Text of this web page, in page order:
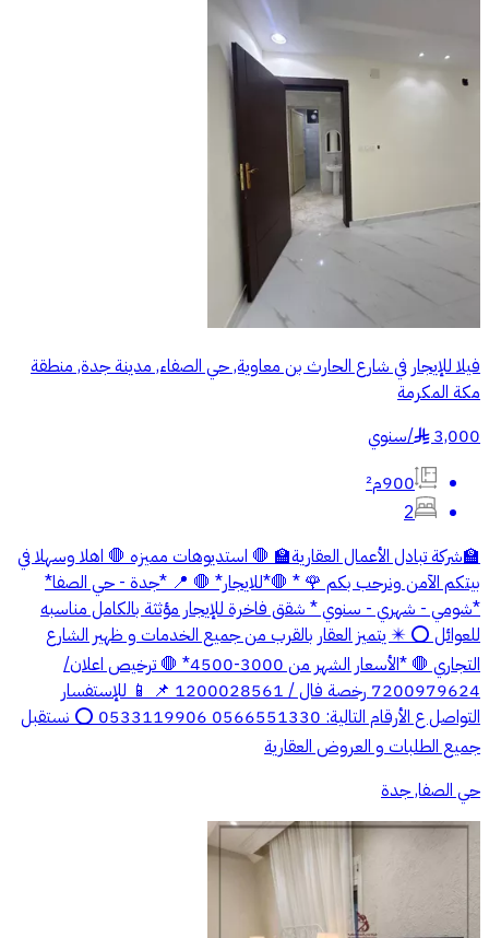
فيلا للإيجار في شارع الحارث بن معاوية, حي الصفاء, مدينة جدة, منطقة
مكة المكرمة
3,000
§
/سنوي
900م²
2
🏫شركة تبادل الأعمال العقارية🏫 🛑 استديوهات مميزه 🛑 اهلا وسهلا في
بيتكم الآمن ونرحب بكم 🌹 * 🛑*للايجار* 🛑 📍 *جدة - حي الصفا*
*شومي - شهري - سنوي * شقق فاخرة للإيجار مؤثثة بالكامل مناسبه
للعوائل ⭕️ ✴️ يتميز العقار بالقرب من جميع الخدمات و ظهير الشارع
التجاري 🛑 *الأسعار الشهر من 3000-4500* 🛑 ترخيص اعلان/
7200979624 رخصة فال / 1200028561 📌 📱 للإستفسار
التواصل ع الأرقام التالية: 0566551330 0533119906 ⭕️ نستقبل
جميع الطلبات و العروض العقارية
حي الصفا, جدة